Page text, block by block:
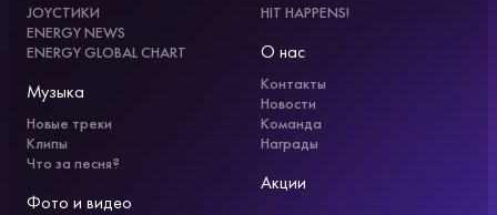
JOYСТИКИ
ENERGY NEWS
ENERGY GLOBAL CHART
Музыка
Новые треки
Клипы
Что за песня?
Фото и видео
HIT HAPPENS!
О нас
Контакты
Новости
Команда
Награды
Акции